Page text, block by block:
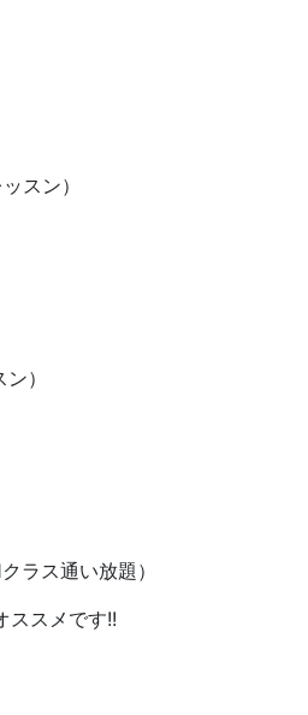
スン）
）
ラス通い放題）
ススメです!!